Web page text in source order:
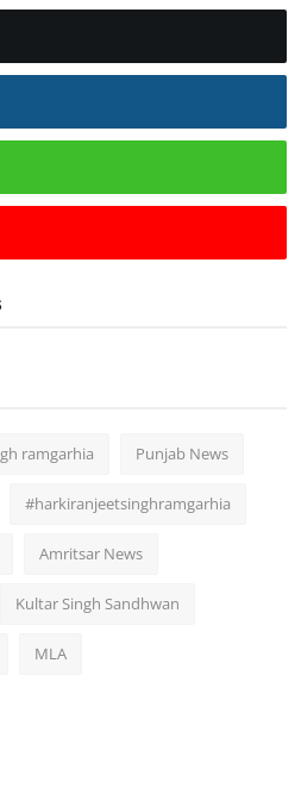
ramgarhia Punjab News
#harkiranjeetsinghramgarhia
Amritsar News
Kultar Singh Sandhwan
MLA